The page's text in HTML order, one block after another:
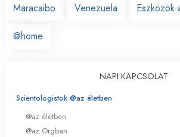
Maracaibo
Venezuela Eszközök
@home
NAPI KAPCSOLAT
Scientologistok @az életben
@az életben
@az Orgban